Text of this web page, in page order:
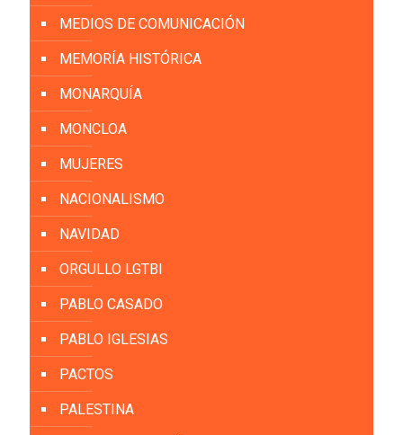
MEDIOS DE COMUNICACIÓN
MEMORÍA HISTÓRICA
MONARQUÍA
MONCLOA
MUJERES
NACIONALISMO
NAVIDAD
ORGULLO LGTBI
PABLO CASADO
PABLO IGLESIAS
PACTOS
PALESTINA